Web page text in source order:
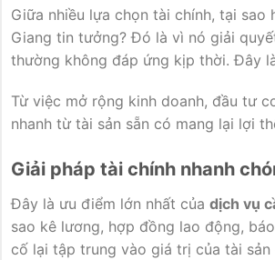
Giữa nhiều lựa chọn tài chính, tại
Giang tin tưởng? Đó là vì nó giải
thường không đáp ứng kịp thời. Đây
Từ việc mở rộng kinh doanh, đầu tư
nhanh từ tài sản sẵn có mang lại lợi
Giải pháp tài chính nhanh
Đây là ưu điểm lớn nhất của dịch vụ
sao kê lương, hợp đồng lao động,
cố lại tập trung vào giá trị của tài